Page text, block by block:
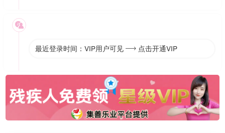

最近登录时间：VIP用户可见  点击开通VIP